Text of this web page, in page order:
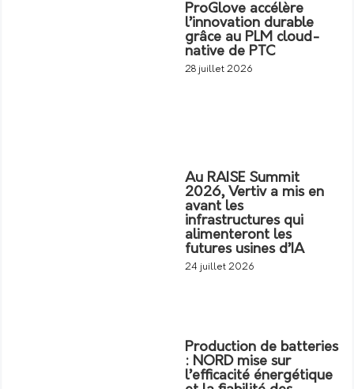
ProGlove accélère
l’innovation durable
grâce au PLM cloud-
native de PTC
28 juillet 2026
Au RAISE Summit
2026, Vertiv a mis en
avant les
infrastructures qui
alimenteront les
futures usines d’IA
24 juillet 2026
Production de batteries
: NORD mise sur
l’efficacité énergétique